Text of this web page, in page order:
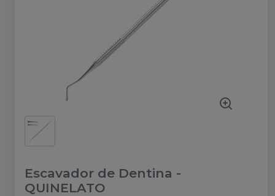
Escavador de Dentina -
QUINELATO